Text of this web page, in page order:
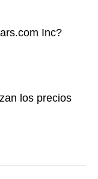
Inc?
los precios